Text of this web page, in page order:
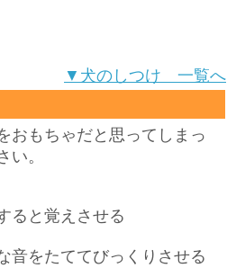
▼犬のしつけ 一覧へ
おもちゃだと思ってしまっ
。
ると覚えさせる
音をたててびっくりさせる